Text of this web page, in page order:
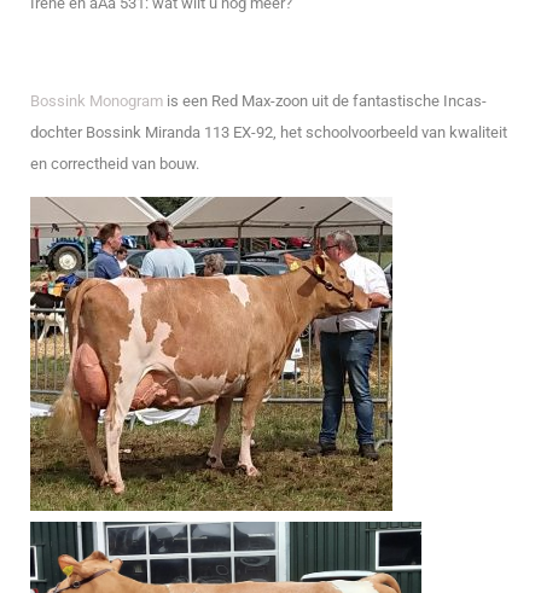
Bossink Monogram is een Red Max-zoon uit de fantastische Incas-
dochter Bossink Miranda 113 EX-92, het schoolvoorbeeld van kwaliteit
en correctheid van bouw.